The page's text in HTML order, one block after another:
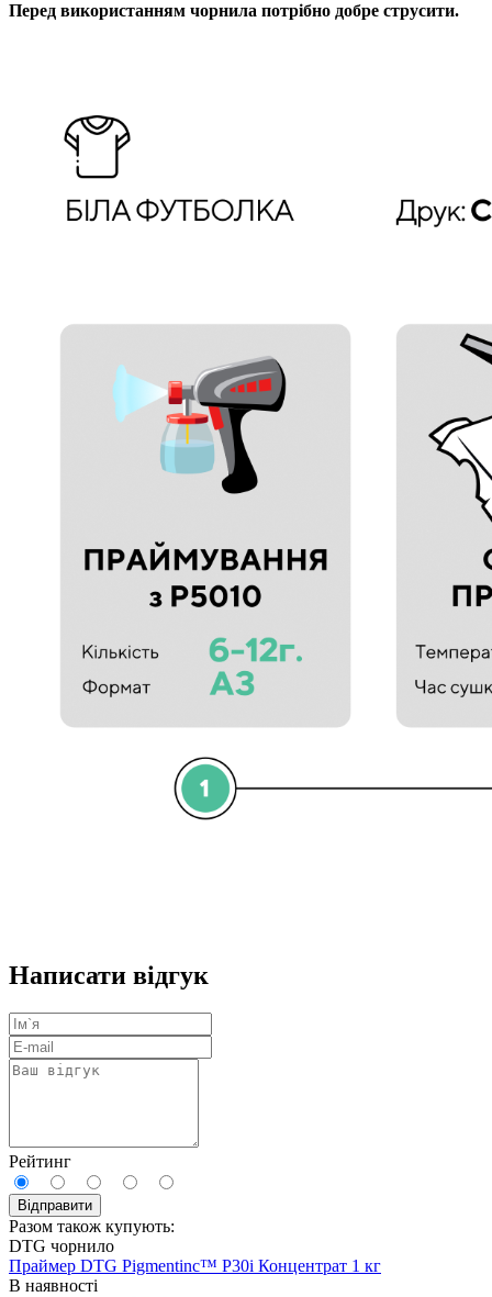
Перед використанням чорнила потрібно добре струсити.
Написати відгук
Рейтинг
Відправити
Разом також купують:
DTG чорнило
Праймер DTG Pigmentinc™ P30i Концентрат 1 кг
В наявності